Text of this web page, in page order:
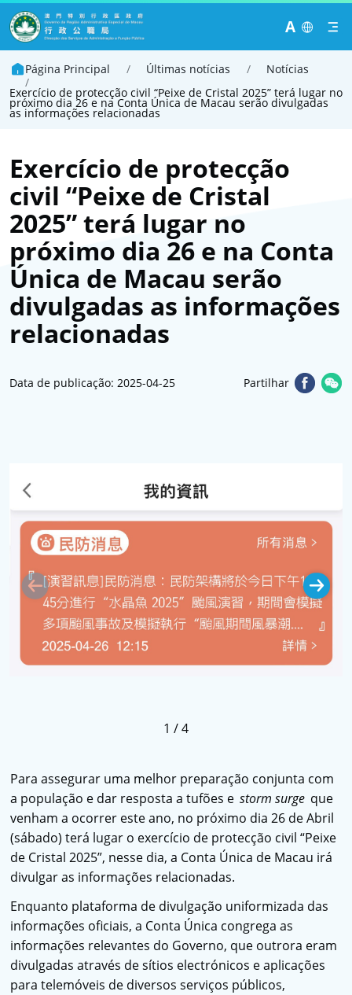
A
Página Principal / Últimas notícias /
Notícias
/
Exercício de protecção civil “Peixe de Cristal 2025” terá lugar no
próximo dia 26 e na Conta Única de Macau serão divulgadas
as informações relacionadas
Exercício de protecção
civil “Peixe de Cristal
2025” terá lugar no
próximo dia 26 e na Conta
Única de Macau serão
divulgadas as informações
relacionadas
Data de publicação: 2025-04-25 Partilhar
1 /4
Para assegurar uma melhor preparação conjunta com
a população e dar resposta a tufões e storm surge que
venham a ocorrer este ano, no próximo dia 26 de Abril
(sábado) terá lugar o exercício de protecção civil “Peixe
de Cristal 2025”, nesse dia, a Conta Única de Macau irá
divulgar as informações relacionadas.
Enquanto plataforma de divulgação uniformizada das
informações oficiais, a Conta Única congrega as
informações relevantes do Governo, que outrora eram
divulgadas através de sítios electrónicos e aplicações
para telemóveis de diversos serviços públicos,